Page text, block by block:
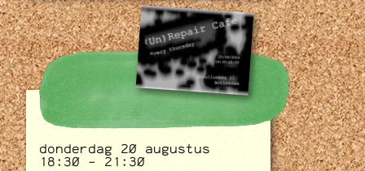
donderdag 20 augustus
18:30 - 21:30